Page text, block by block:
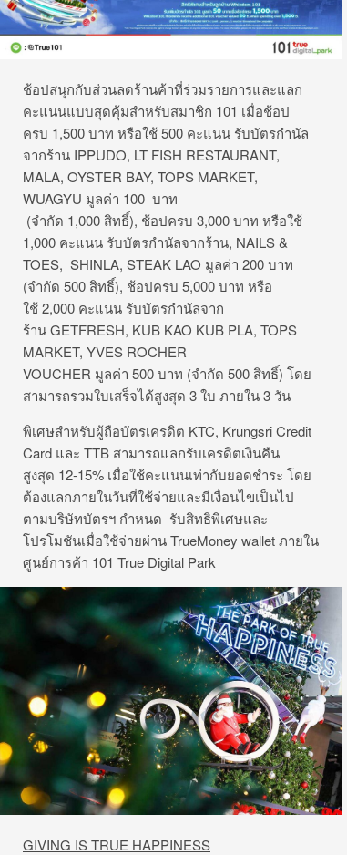
ช้อปสนุกกับส่วนลดร้านค้าที่ร่วมรายการและแลก
คะแนนแบบสุดคุ้มสำหรับสมาชิก 101 เมื่อช้อป
ครบ 1,500 บาท หรือใช้ 500 คะแนน รับบัตรกำนัล
จากร้าน IPPUDO, LT FISH RESTAURANT,
MALA, OYSTER BAY, TOPS MARKET,
WUAGYU มูลค่า 100 บาท
(จำกัด 1,000 สิทธิ์), ช้อปครบ 3,000 บาท หรือใช้
1,000 คะแนน รับบัตรกำนัลจากร้าน, NAILS &
TOES, SHINLA, STEAK LAO มูลค่า 200 บาท
(จำกัด 500 สิทธิ์), ช้อปครบ 5,000 บาท หรือ
ใช้ 2,000 คะแนน รับบัตรกำนัลจาก
ร้าน GETFRESH, KUB KAO KUB PLA, TOPS
MARKET, YVES ROCHER
VOUCHER มูลค่า 500 บาท (จำกัด 500 สิทธิ์) โดย
สามารถรวมใบเสร็จได้สูงสุด 3 ใบ ภายใน 3 วัน
พิเศษสำหรับผู้ถือบัตรเครดิต KTC, Krungsri Credit
Card และ TTB สามารถแลกรับเครดิตเงินคืน
สูงสุด 12-15% เมื่อใช้คะแนนเท่ากับยอดชำระ โดย
ต้องแลกภายในวันที่ใช้จ่ายและมีเงื่อนไขเป็นไป
ตามบริษัทบัตรฯ กำหนด รับสิทธิพิเศษและ
โปรโมชันเมื่อใช้จ่ายผ่าน TrueMoney wallet ภายใน
ศูนย์การค้า 101 True Digital Park
GIVING IS TRUE HAPPINESS